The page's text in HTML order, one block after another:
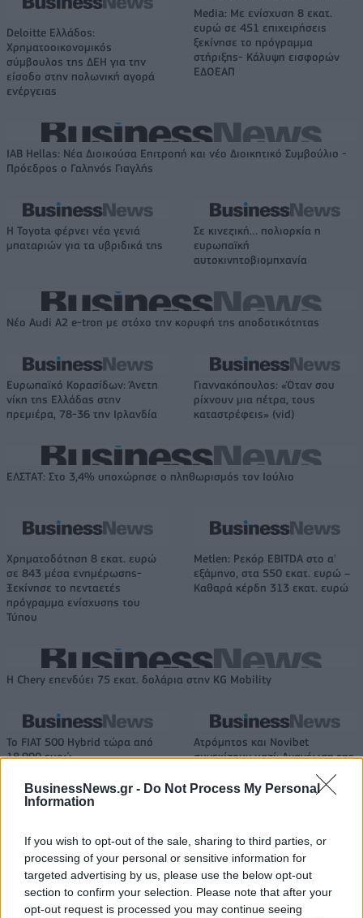
BusinessNews.gr - Do Not Process My Personal
Information
If you wish to opt-out of the sale, sharing to third parties, or
processing of your personal or sensitive information for
targeted advertising by us, please use the below opt-out
section to confirm your selection. Please note that after your
opt-out request is processed you may continue seeing
Deloitte Ελλάδος:
Χρηματοοικονομικός
σύμβουλος της ΔΕΗ για την
είσοδο στην πολωνική αγορά
ενέργειας
Media: Με ενίσχυση 8 εκατ.
ευρώ σε 451 επιχειρήσεις
ξεκίνησε το πρόγραμμα
στήριξης- Κάλυψη εισφορών
ΕΔΟΕΑΠ
IAB Hellas: Νέα Διοικούσα Επιτροπή και νέο Διοικητικό Συμβούλιο -
Πρόεδρος ο Γαληνός Γιαγλής
Η Toyota φέρνει νέα γενιά
μπαταριών για τα υβριδικά της
Σε κινεζική… πολιορκία η
ευρωπαϊκή
αυτοκινητοβιομηχανία
Νέο Audi A2 e-tron με στόχο την κορυφή της αποδοτικότητας
Ευρωπαϊκό Κορασίδων: Άνετη
νίκη της Ελλάδας στην
πρεμιέρα, 78-36 την Ιρλανδία
Γιαννακόπουλος: «Όταν σου
ρίχνουν μια πέτρα, τους
καταστρέφεις» (vid)
ΕΛΣΤΑΤ: Στο 3,4% υποχώρησε ο πληθωρισμός τον Ιούλιο
Χρηματοδότηση 8 εκατ. ευρώ
σε 843 μέσα ενημέρωσης-
Ξεκίνησε το πενταετές
πρόγραμμα ενίσχυσης του
Τύπου
Metlen: Ρεκόρ EBITDA στο α'
εξάμηνο, στα 550 εκατ. ευρώ –
Καθαρά κέρδη 313 εκατ. ευρώ
Η Chery επενδύει 75 εκατ. δολάρια στην KG Mobility
Το FIAT 500 Hybrid τώρα από
18.990 ευρώ
Ατρόμητος και Novibet
συνεχίζουν μαζί: Ανανέωση της
2028
18η συνεχόμενη χρονιά για τον ΟΤΕ στη διεθνή σειρά δεικτών
FTSE4Good